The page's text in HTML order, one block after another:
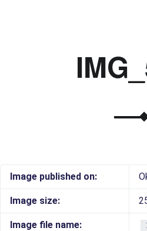
Image published on:
Image size:
Image file name: